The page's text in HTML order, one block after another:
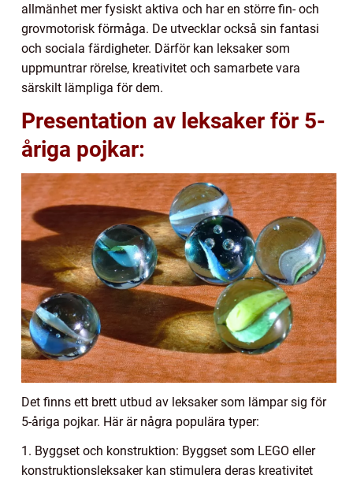
allmänhet mer fysiskt aktiva och har en större fin- och
grovmotorisk förmåga. De utvecklar också sin fantasi
och sociala färdigheter. Därför kan leksaker som
uppmuntrar rörelse, kreativitet och samarbete vara
särskilt lämpliga för dem.
Presentation av leksaker för 5-
åriga pojkar:
Det finns ett brett utbud av leksaker som lämpar sig för
5-åriga pojkar. Här är några populära typer:
1. Byggset och konstruktion: Byggset som LEGO eller
konstruktionsleksaker kan stimulera deras kreativitet